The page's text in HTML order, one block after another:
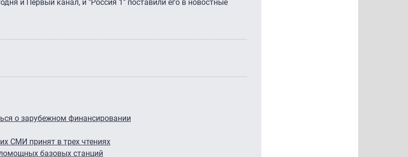
и Первый канал, и "Россия 1" поставили его в новостные
о зарубежном финансировании
СМИ принят в трех чтениях
базовых станций